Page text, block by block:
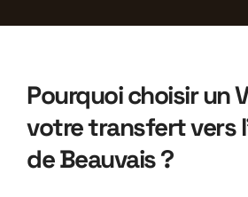
Pourquoi choisir un
votre transfert vers
de Beauvais ?